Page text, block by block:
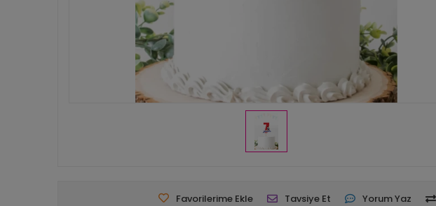
Favorilerime Ekle Tavsiye Et Yorum Yaz